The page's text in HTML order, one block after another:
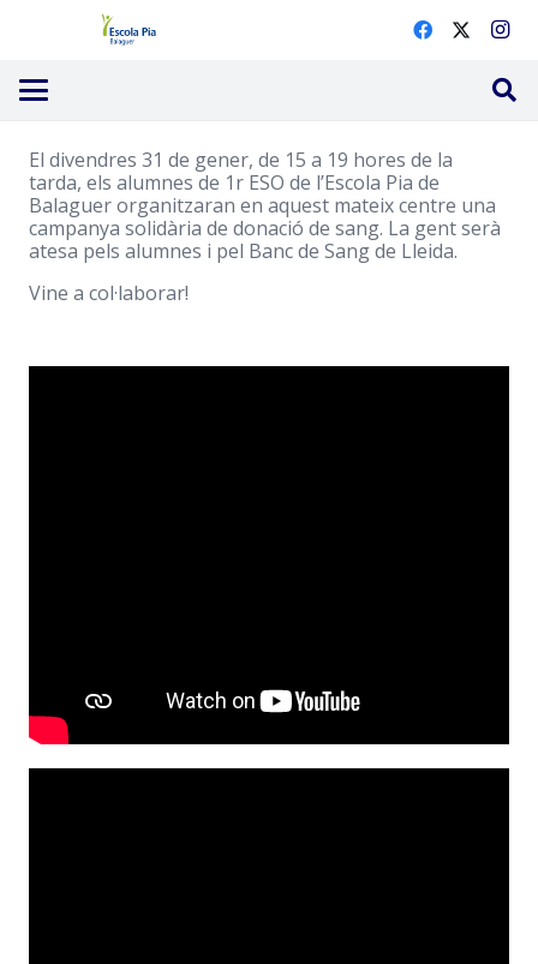
El divendres 31 de gener, de 15 a 19 hores de la
tarda, els alumnes de 1r ESO de l’Escola Pia de
Balaguer organitzaran en aquest mateix centre una
campanya solidària de donació de sang. La gent serà
atesa pels alumnes i pel Banc de Sang de Lleida.
Vine a col·laborar!